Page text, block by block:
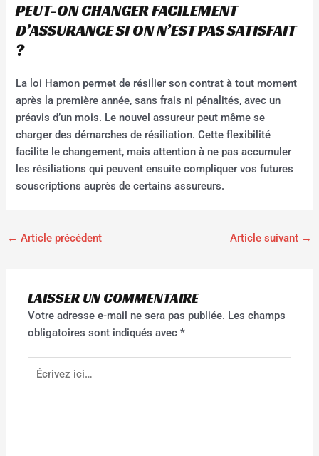
PEUT-ON CHANGER FACILEMENT
D’ASSURANCE SI ON N’EST PAS SATISFAIT
?
La loi Hamon permet de résilier son contrat à tout moment
après la première année, sans frais ni pénalités, avec un
préavis d’un mois. Le nouvel assureur peut même se
charger des démarches de résiliation. Cette flexibilité
facilite le changement, mais attention à ne pas accumuler
les résiliations qui peuvent ensuite compliquer vos futures
souscriptions auprès de certains assureurs.
← Article précédent Article suivant →
LAISSER UN COMMENTAIRE
Votre adresse e-mail ne sera pas publiée. Les champs
obligatoires sont indiqués avec*
Écrivez
ici…